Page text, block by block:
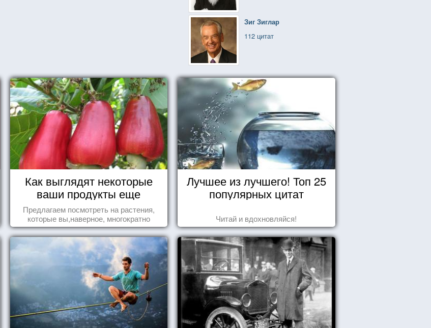
Зиг Зиглар
112 цитат
Как выглядят некоторые
ваши продукты еще
живыми?
Предлагаем посмотреть на растения,
которые вы,наверное, многократно
видели , но никогда не представляли
себе, что употребляете их в пищу.
Лучшее из лучшего! Топ 25
популярных цитат
Читай и вдохновляйся!